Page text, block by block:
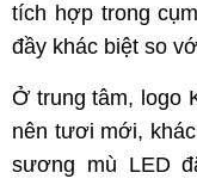
tích hợp trong
đầy khác biệt so
Ở trung tâm, logo
nên tươi mới,
sương mù LED